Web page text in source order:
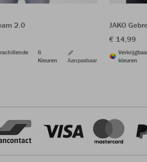
2.0
6
Kleuren
Aanpasbaar
JAKO
€ 14,99
kleuren